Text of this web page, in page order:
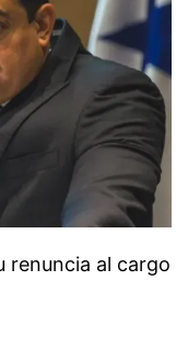
renuncia al cargo